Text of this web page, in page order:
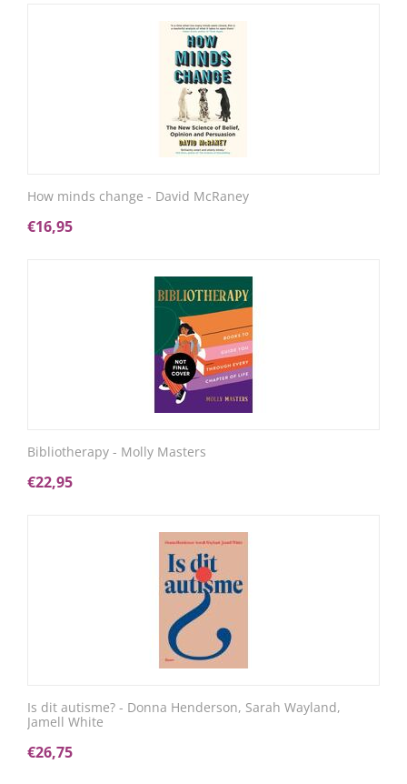
How minds change - David McRaney
€16,95
Bibliotherapy - Molly Masters
€22,95
Is dit autisme? - Donna Henderson, Sarah Wayland,
Jamell White
€26,75